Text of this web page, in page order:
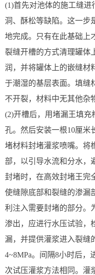
(1)首先对池体的施工缝
洞、酥松等缺陷。这一步
地完成。只有在此基础上
裂缝开槽的方式清理罐体
润，并将罐体上的嵌缝材
于潮湿的基层表面。填缝
不开裂，材料中无其他杂
(2)开槽后，用堵漏王填充
孔。然后安装一根10厘米
堵材料封堵灌浆喷嘴。将
部，以引导水流和分水，
封堵时，在高效封堵王完
使缝隙底部和裂缝的渗漏
利注入需要封堵的部分。
渗出，应进行水压试验，
漏，并提供灌浆进入裂缝
4~8MPa。间隔8小时后
次试压灌浆方法相同。灌